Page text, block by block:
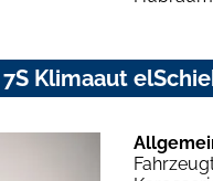
7S Klimaaut